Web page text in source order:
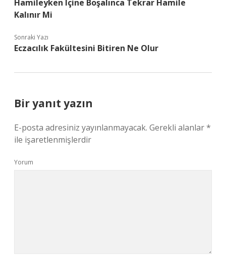
Hamileyken Içine Boşalınca Tekrar Hamile
Kalınır Mi
Sonraki Yazı
Eczacılık Fakültesini Bitiren Ne Olur
Bir yanıt yazın
E-posta adresiniz yayınlanmayacak. Gerekli alanlar*
ile işaretlenmişlerdir
Yorum